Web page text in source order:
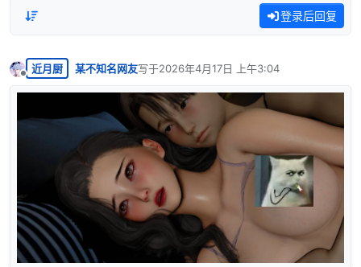
登录后回复
离线
近月厨 某不知名网友写于2026年4月17日 上午3:04
最后由 编辑